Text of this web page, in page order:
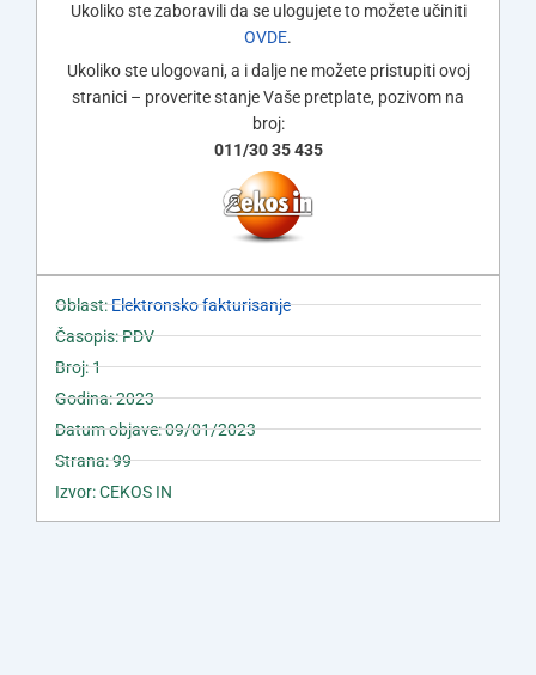
Ukoliko ste zaboravili da se ulogujete to možete učiniti
OVDE.
Ukoliko ste ulogovani, a i dalje ne možete pristupiti ovoj
stranici – proverite stanje Vaše pretplate, pozivom na
broj:
011/30 35 435
Oblast:Elektronsko fakturisanje
Časopis: PDV
Broj: 1
Godina: 2023
Datum objave: 09/01/2023
Strana: 99
Izvor: CEKOS IN